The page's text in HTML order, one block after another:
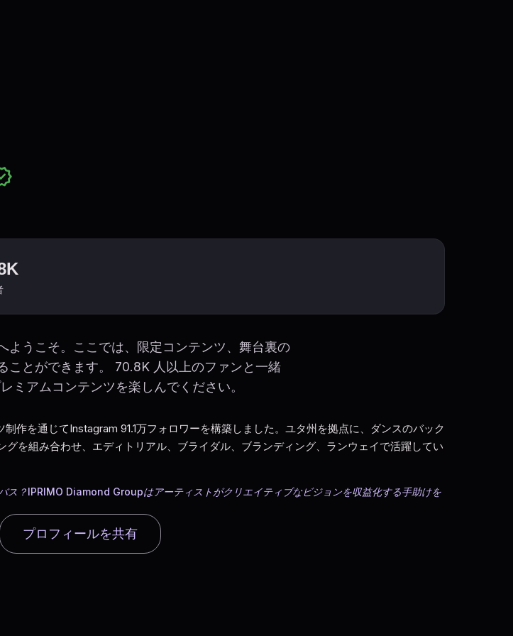
ようこそ。ここでは、限定コンテンツ、舞台裏の
ことができます。 70.8K 人以上のファンと一緒
ミアムコンテンツを楽しんでください。
作を通じてInstagram 91.1万フォロワーを構築しました。ユタ州を拠点に、ダンスのバック
グを組み合わせ、エディトリアル、ブライダル、ブランディング、ランウェイで活躍してい
ス？IPRIMO Diamond Groupはアーティストがクリエイティブなビジョンを収益化する手助けを
プロフィールを共有